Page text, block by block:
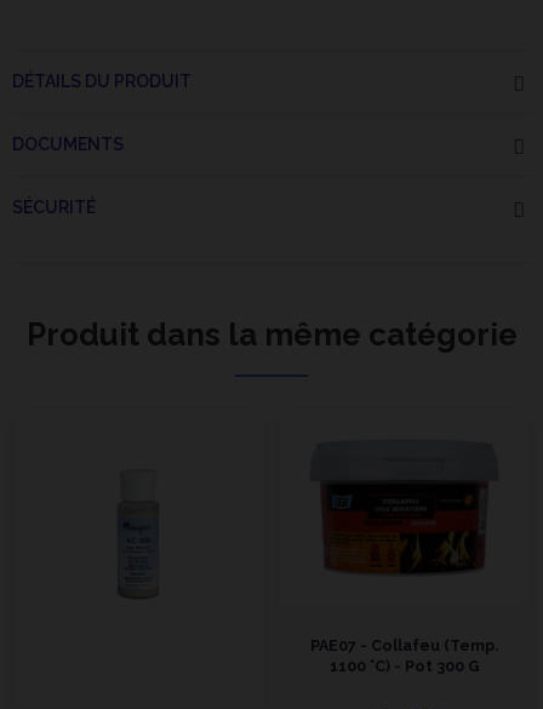
DÉTAILS DU PRODUIT
DOCUMENTS
SÉCURITÉ
Produit dans la même catégorie
PAE07 - Collafeu (Temp.
1100 °C) - Pot 300 G